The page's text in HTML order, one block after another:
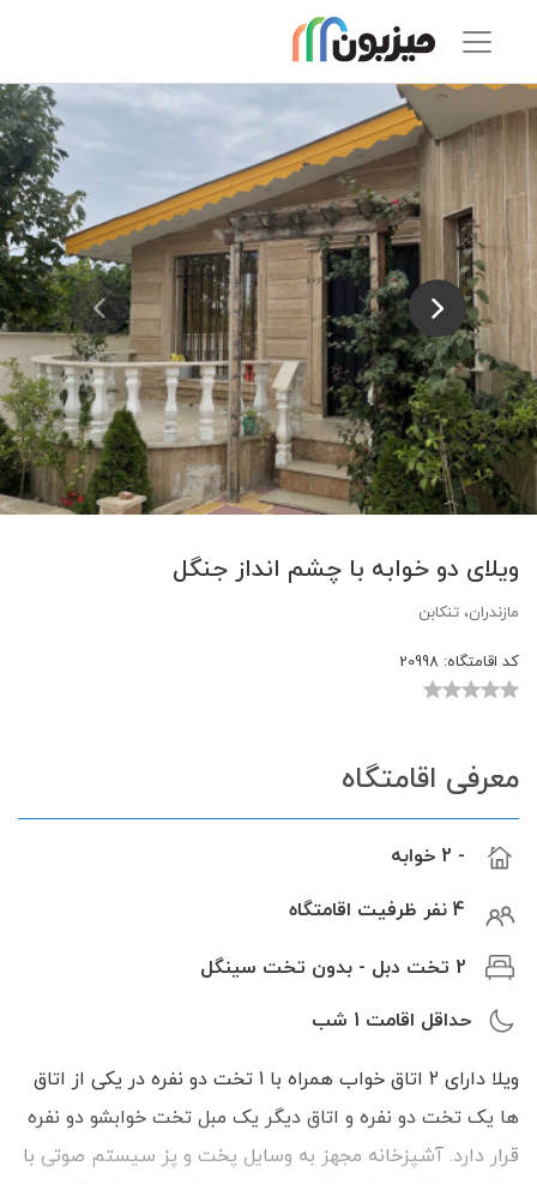
ویلای دو خوابه با چشم انداز جنگل
مازندران، تنکابن
کد اقامتگاه:
معرفی اقامتگاه
- 2 خوابه
4 نفر ظرفیت اقامتگاه
2 تخت دبل - بدون تخت سینگل
حداقل اقامت 1 شب
ویلا دارای 2 اتاق خواب همراه با 1 تخت دو نفره در یکی از اتاق
ها یک تخت دو نفره و اتاق دیگر یک مبل تخت خوابشو دو نفره
قرار دارد. آشپزخانه مجهز به وسایل پخت و پز سیستم صوتی با